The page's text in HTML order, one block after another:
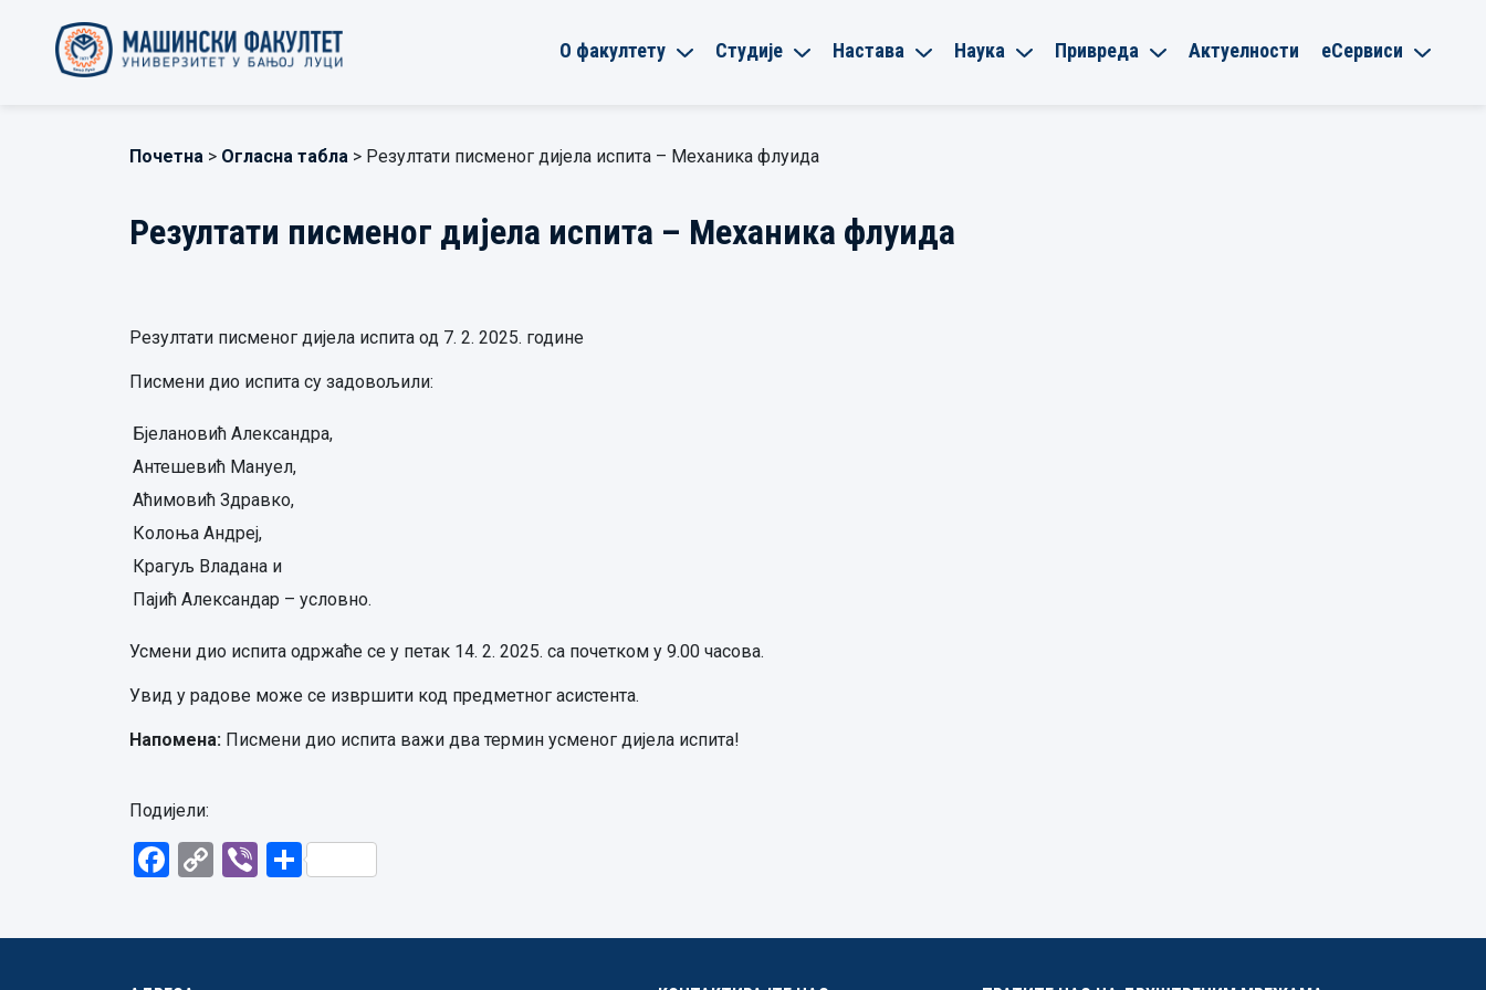
О факултету Студије Настава Наука Привреда Актуелности еСервиси
Почетна > Огласна табла > Резултати писменог дијела испита – Механика флуида
Резултати писменог дијела испита – Механика флуида
Резултати писменог дијела испита од 7. 2. 2025. године
Писмени дио испита су задовољили:
Бјелановић Александра,
Антешевић Мануел,
Аћимовић Здравко,
Колоња Андреј,
Крагуљ Владана и
Пајић Александар – условно.
Усмени дио испита одржаће се у петак 14. 2. 2025. са почетком у 9.00 часова.
Увид у радове може се извршити код предметног асистента.
Напомена: Писмени дио испита важи два термин усменог дијела испита!
Подијели:
Facebook
CopyViberShare